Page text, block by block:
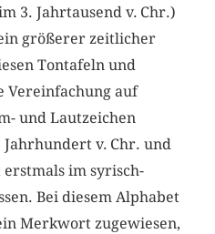
3. Jahrtausend v. Chr.)
größerer zeitlicher
Tontafeln und
Vereinfachung auf
und Lautzeichen
v. Chr. und
im syrisch-
Bei diesem Alphabet
Merkwort zugewiesen,